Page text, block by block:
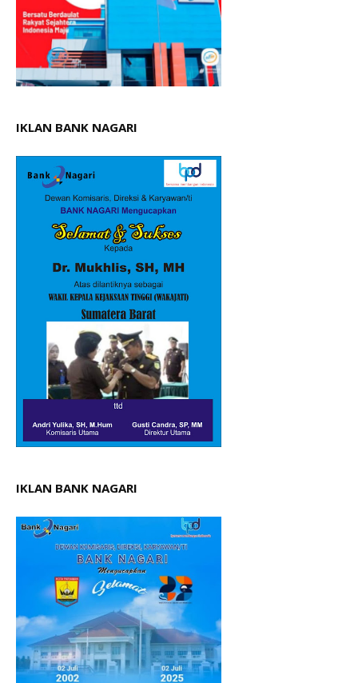
IKLAN BANK NAGARI
IKLAN BANK NAGARI